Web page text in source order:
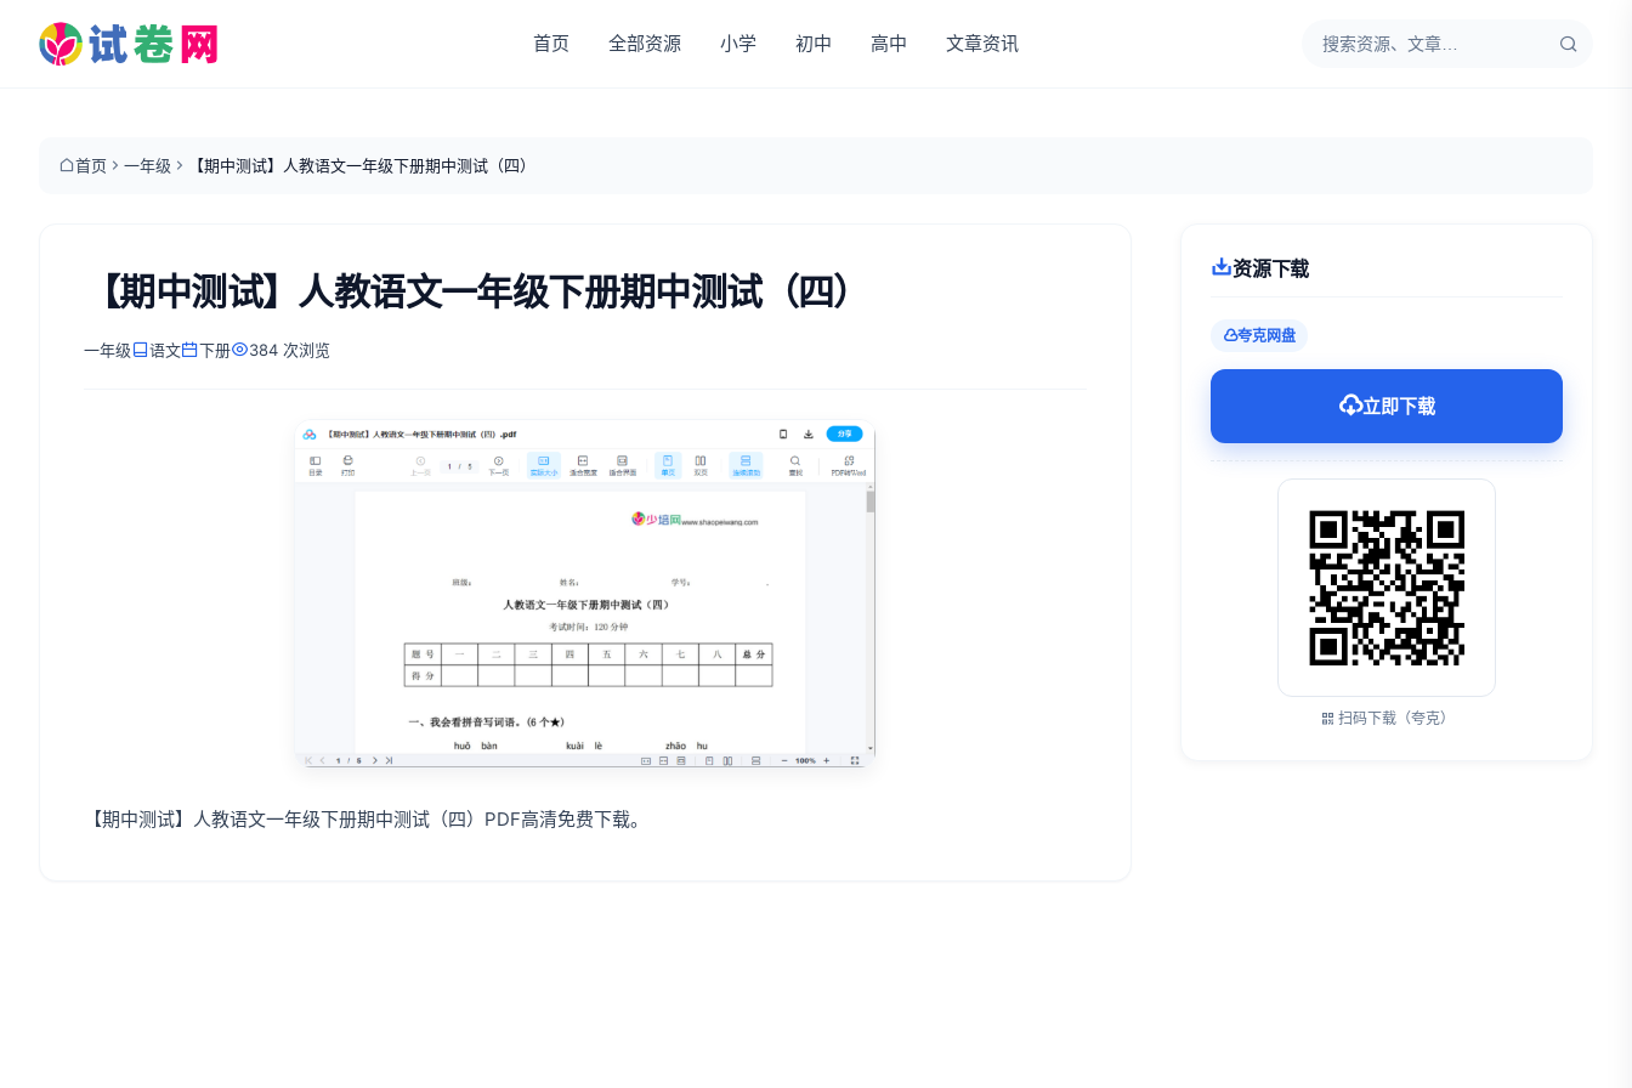
首页 全部资源 小学 初中 高中 文章资讯
首页 一年级 【期中测试】人教语文一年级下册期中测试（四）
【期中测试】人教语文一年级下册期中测试（四）
一年级 语文 下册 384 次浏览
【期中测试】人教语文一年级下册期中测试（四）PDF高清免费下载。
资源下载
夸克网盘
立即下载
扫码下载（夸克）